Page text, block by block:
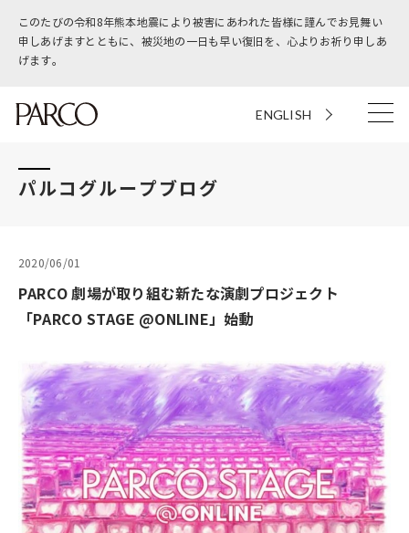
このたびの令和8年熊本地震により被害にあわれた皆様に謹んでお見舞い
申しあげますとともに、被災地の一日も早い復旧を、心よりお祈り申しあ
げます。
ENGLISH
パルコグループブログ
2020/06/01
PARCO 劇場が取り組む新たな演劇プロジェクト
「PARCO STAGE @ONLINE」始動